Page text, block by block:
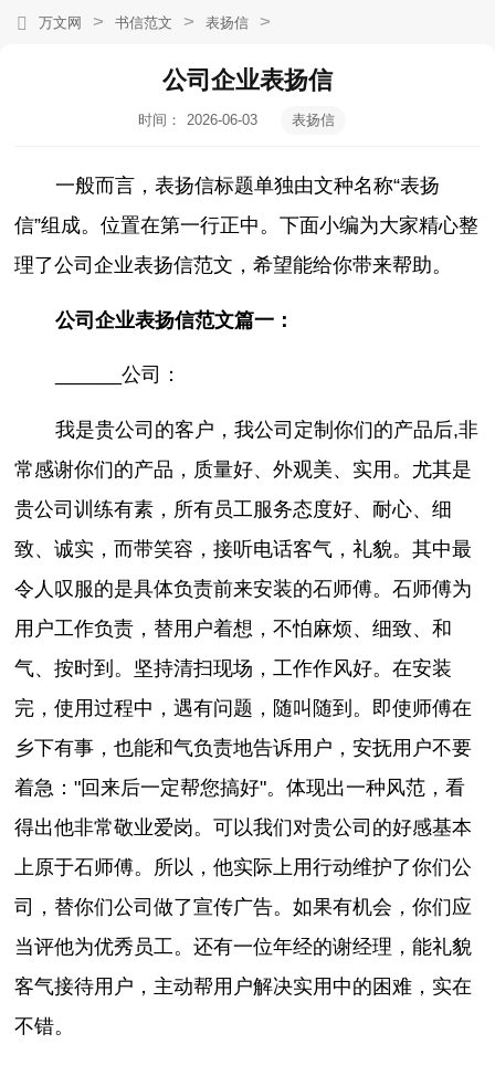
万文网 > 书信范文 > 表扬信 >
公司企业表扬信
时间：
2026-06-03
表扬信
一般而言，表扬信标题单独由文种名称“表扬
信”组成。位置在第一行正中。下面小编为大家精心整
理了公司企业表扬信范文，希望能给你带来帮助。
公司企业表扬信范文篇一：
______公司：
我是贵公司的客户，我公司定制你们的产品后,非
常感谢你们的产品，质量好、外观美、实用。尤其是
贵公司训练有素，所有员工服务态度好、耐心、细
致、诚实，而带笑容，接听电话客气，礼貌。其中最
令人叹服的是具体负责前来安装的石师傅。石师傅为
用户工作负责，替用户着想，不怕麻烦、细致、和
气、按时到。坚持清扫现场，工作作风好。在安装
完，使用过程中，遇有问题，随叫随到。即使师傅在
乡下有事，也能和气负责地告诉用户，安抚用户不要
着急："回来后一定帮您搞好"。体现出一种风范，看
得出他非常敬业爱岗。可以我们对贵公司的好感基本
上原于石师傅。所以，他实际上用行动维护了你们公
司，替你们公司做了宣传广告。如果有机会，你们应
当评他为优秀员工。还有一位年经的谢经理，能礼貌
客气接待用户，主动帮用户解决实用中的困难，实在
不错。